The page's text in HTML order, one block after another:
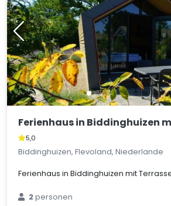
Ferienhaus in Biddinghuizen
5,0
Biddinghuizen, Flevoland, Niederlande
Ferienhaus in Biddinghuizen mit
2personen